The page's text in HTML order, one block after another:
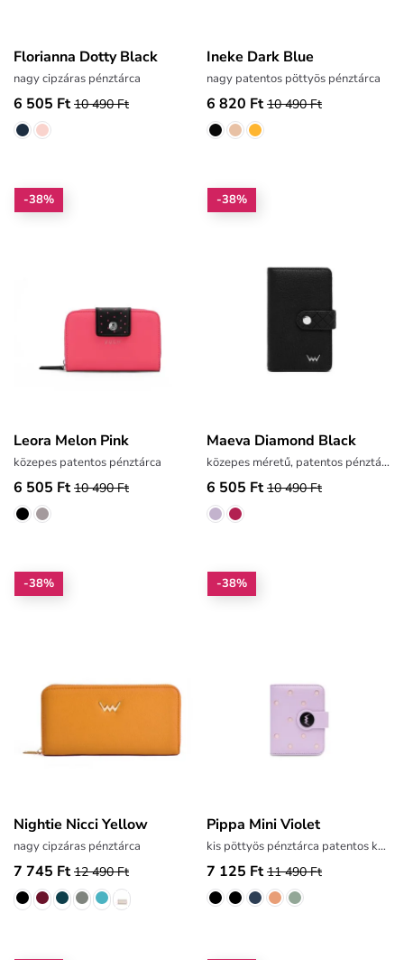
Florianna Dotty Black
nagy cipzáras pénztárca
6 505 Ft 10 490 Ft
Ineke Dark Blue
nagy patentos pöttyös pénztárca
6 820 Ft 10 490 Ft
-38%
Leora Melon Pink
közepes patentos pénztárca
6 505 Ft 10 490 Ft
-38%
Maeva Diamond Black
közepes méretű, patentos pénztárca
6 505 Ft 10 490 Ft
-38%
Nightie Nicci Yellow
nagy cipzáras pénztárca
7 745 Ft 12 490 Ft
-38%
Pippa Mini Violet
kis pöttyös pénztárca patentos kapoccsal
7 125 Ft 11 490 Ft